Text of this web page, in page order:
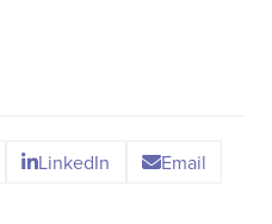
LinkedIn Email